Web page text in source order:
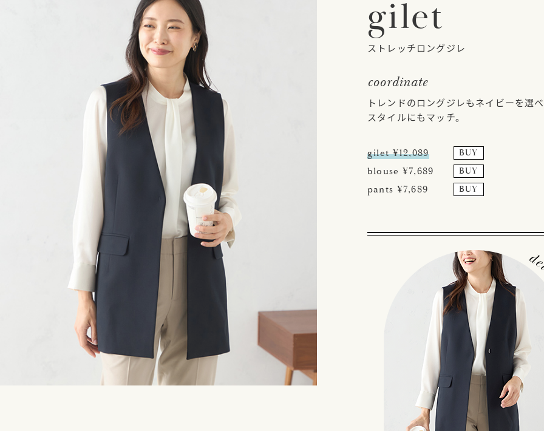
gilet
ストレッチロングジレ
coordinate
トレンドのロングジレもネイビーを選
スタイルにもマッチ。
gilet ¥12,089 BUY
blouse ¥7,689 BUY
pants ¥7,689 BUY